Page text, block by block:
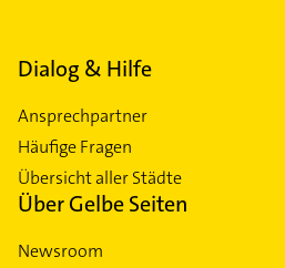
Dialog & Hilfe
Ansprechpartner
Häufige Fragen
Übersicht aller Städte
Über Gelbe Seiten
Newsroom